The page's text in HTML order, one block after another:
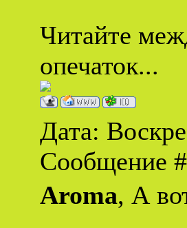
Читайте
опечаток...
Дата:
Сообщение
Aroma, А